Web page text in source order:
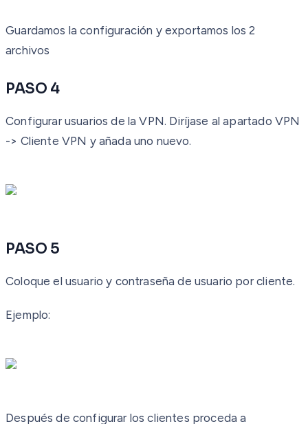
Guardamos la configuración yexportamos los 2
archivos
PASO 4
Configurar usuarios de la VPN. Diríjase al apartado VPN
-> Cliente VPN y añada uno nuevo.
PASO 5
Coloque el usuario y contraseña de usuario por cliente.
Ejemplo:
Después de configurar los clientes proceda a